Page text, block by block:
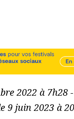
2022 à 7h28
9 juin 2023 à